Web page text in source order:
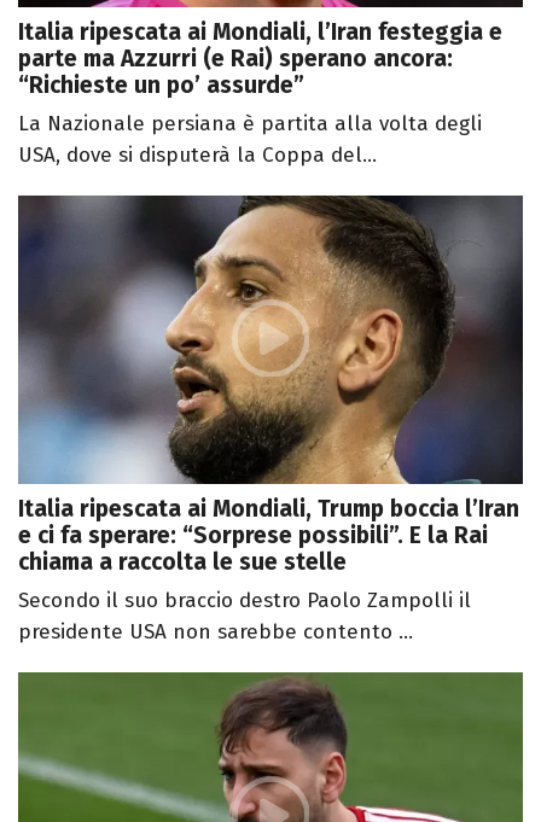
Italia ripescata ai Mondiali, l’Iran festeggia e
parte ma Azzurri (e Rai) sperano ancora:
“Richieste un po’ assurde”
La Nazionale persiana è partita alla volta degli
USA, dove si disputerà la Coppa del...
Italia ripescata ai Mondiali, Trump boccia l’Iran
e ci fa sperare: “Sorprese possibili”. E la Rai
chiama a raccolta le sue stelle
Secondo il suo braccio destro Paolo Zampolli il
presidente USA non sarebbe contento ...